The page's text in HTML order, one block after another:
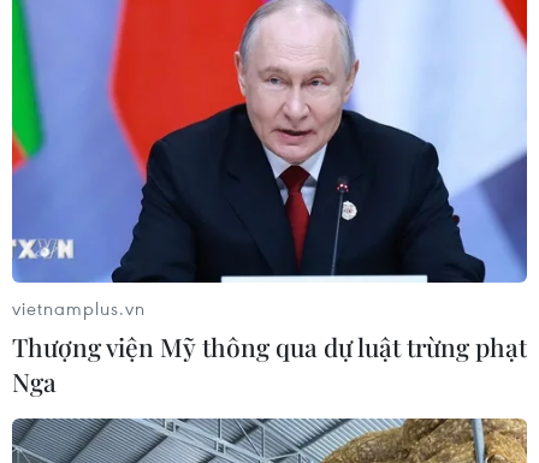
giúp chống lão hóa
06/08/2026 23:16
Xung đột Israel-Hamas: Ít nhất 300
trẻ em thiệt mạng trong 300 ngày
06/08/2026 22:56
Nước thải từ máy bay có thể giúp
phát hiện sớm nguy cơ đại dịch
06/08/2026 22:30
vietnamplus.vn
Thượng viện Mỹ thông qua dự luật trừng phạt
Nga